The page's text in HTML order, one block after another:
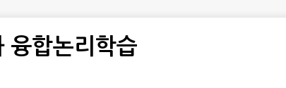
융합논리학습